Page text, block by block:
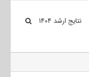
نتایج ارشد ۱۴۰۴